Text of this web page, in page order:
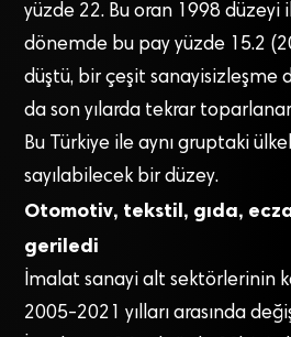
yüzde 22. Bu oran 1998 düzeyi
dönemde bu pay yüzde 15.2
düştü, bir çeşit sanayisizleşme
da son yılarda tekrar
Bu Türkiye ile aynı gruptaki
sayılabilecek bir düzey.
Otomotiv, tekstil, gıda,
geriledi
İmalat sanayi alt sektörlerinin
2005-2021 yılları arasında